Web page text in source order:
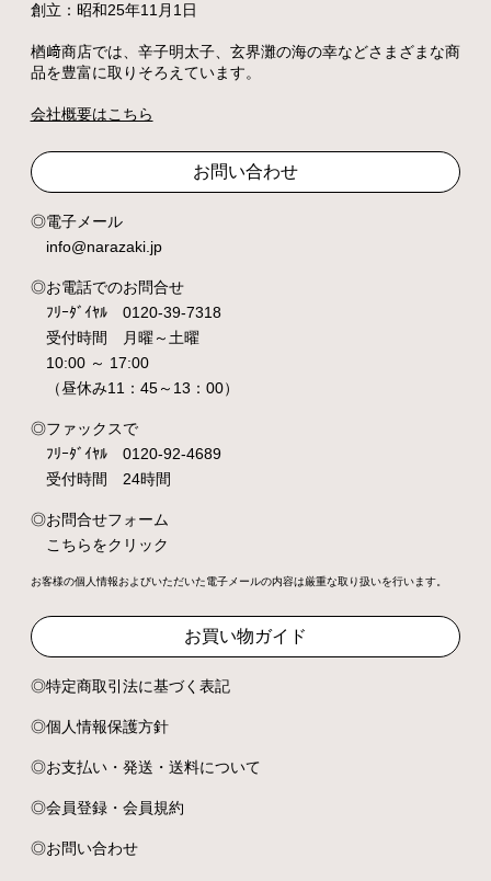
創立：昭和25年11月1日
楢﨑商店では、辛子明太子、玄界灘の海の幸などさまざまな商
品を豊富に取りそろえています。
会社概要はこちら
お問い合わせ
電子メール
info@narazaki.jp
お電話でのお問合せ
ﾌﾘｰﾀﾞｲﾔﾙ 0120-39-7318
受付時間 月曜～土曜
10:00 ～ 17:00
（昼休み11：45～13：00）
ファックスで
ﾌﾘｰﾀﾞｲﾔﾙ 0120-92-4689
受付時間 24時間
お問合せフォーム
こちらをクリック
お客様の個人情報およびいただいた電子メールの内容は厳重な取り扱いを行います。
お買い物ガイド
特定商取引法に基づく表記
個人情報保護方針
お支払い・発送・送料について
会員登録・会員規約
お問い合わせ